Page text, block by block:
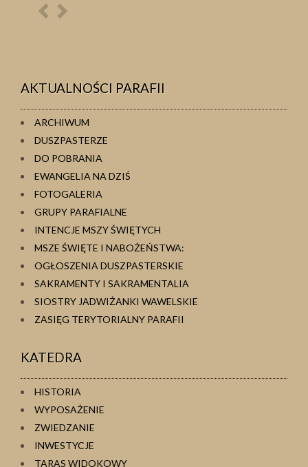
Poprzednia
AKTUALNOŚCI PARAFII
ARCHIWUM
DUSZPASTERZE
DO POBRANIA
EWANGELIA NA DZIŚ
FOTOGALERIA
GRUPY PARAFIALNE
INTENCJE MSZY ŚWIĘTYCH
MSZE ŚWIĘTE I NABOŻEŃSTWA:
OGŁOSZENIA DUSZPASTERSKIE
SAKRAMENTY I SAKRAMENTALIA
SIOSTRY JADWIŻANKI WAWELSKIE
ZASIĘG TERYTORIALNY PARAFII
KATEDRA
HISTORIA
WYPOSAŻENIE
ZWIEDZANIE
INWESTYCJE
TARAS WIDOKOWY